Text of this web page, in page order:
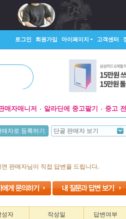
로그인 회원가입 마이페이지 고객센터
매자매니저 알라딘에 중고팔기 중고
매자로 등록하기 단골 판매자 보기
판매자님이 직접 답변을 드립니다.
성자 작성일
답변여부